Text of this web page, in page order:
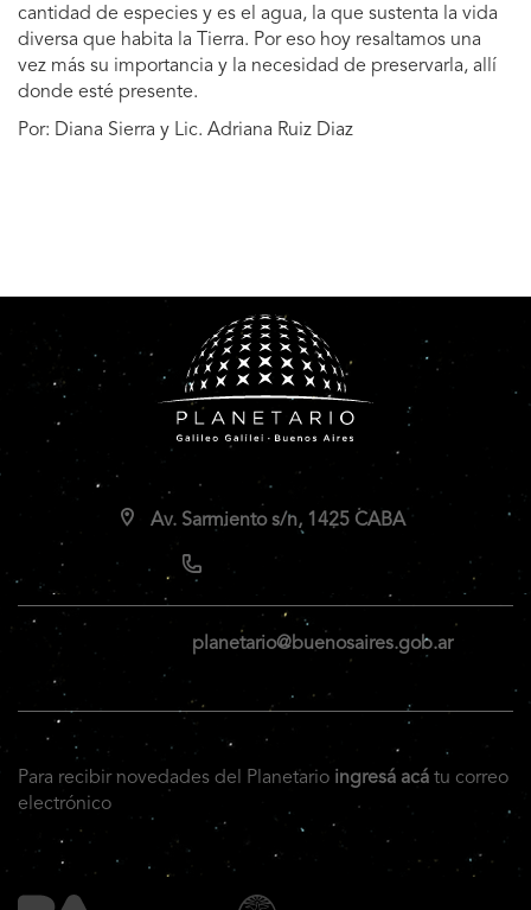
cantidad de especies y es el agua, la que sustenta la vida
diversa que habita la Tierra. Por eso hoy resaltamos una
vez más su importancia y la necesidad de preservarla, allí
donde esté presente.
Por: Diana Sierra y Lic. Adriana Ruiz Diaz
Av. Sarmiento s/n, 1425 CABA
planetario@buenosaires.gob.ar
Para recibir novedades del Planetario ingresá acá tu correo
electrónico